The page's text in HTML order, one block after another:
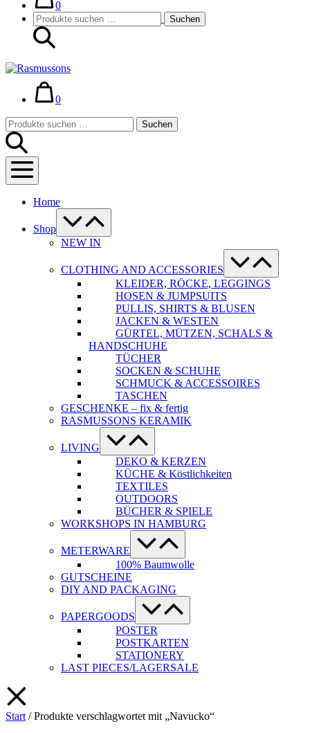
0im
Warenkorb
Suche-
Schalter
Suchen
nach:
Suchen
Warenkorb
0im
Suche-
Schalter
Suchen
nach:
Suchen
Menü-
Schalter
Home
Shop
Menü-
Schalter
NEW IN
CLOTHING AND ACCESSORIES
Menü-
Schalter
KLEIDER, RÖCKE, LEGGINGS
HOSEN & JUMPSUITS
PULLIS, SHIRTS & BLUSEN
JACKEN & WESTEN
GÜRTEL, MÜTZEN, SCHALS &
HANDSCHUHE
TÜCHER
SOCKEN & SCHUHE
SCHMUCK & ACCESSOIRES
TASCHEN
GESCHENKE – fix & fertig
RASMUSSONS KERAMIK
LIVING
Menü-
Schalter
DEKO & KERZEN
KÜCHE & Köstlichkeiten
TEXTILES
OUTDOORS
BÜCHER & SPIELE
WORKSHOPS IN HAMBURG
METERWARE
Menü-
Schalter
100% Baumwolle
GUTSCHEINE
DIY AND PACKAGING
PAPERGOODS
Menü-
Schalter
POSTER
POSTKARTEN
STATIONERY
LAST PIECES/LAGERSALE
Start / Produkte verschlagwortet mit „Navucko“